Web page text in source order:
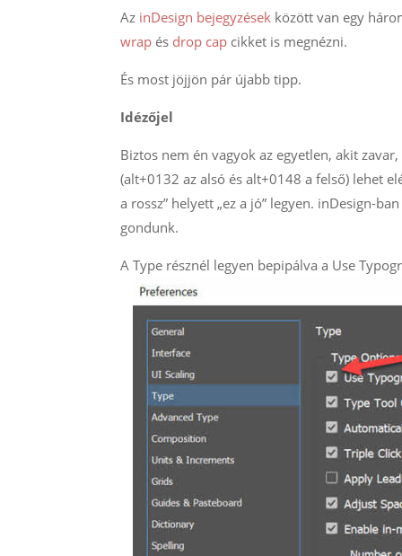
Az inDesign bejegyzések között van egy
wrap és drop cap cikket is megnézni.
És most jöjjön pár újabb tipp.
Idézőjel
Biztos nem én vagyok az egyetlen, akit
(alt+0132 az alsó és alt+0148 a felső) lehet
a rossz” helyett „ez a jó” legyen. inDesign-
gondunk.
A Type résznél legyen bepipálva a Use